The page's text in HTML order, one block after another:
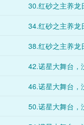
30.红砂之主养龙
34.红砂之主养龙
38.红砂之主养龙
42.诺星大舞台，
46.诺星大舞台，
50.诺星大舞台，